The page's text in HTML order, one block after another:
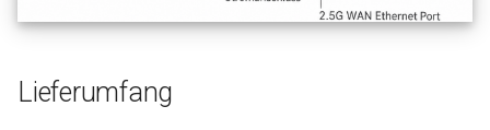
Lieferumfang